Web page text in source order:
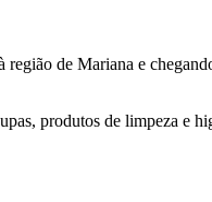
de Mariana e
produtos de limpeza e